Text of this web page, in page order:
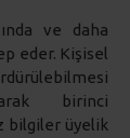
ve daha
eder. Kişisel
birinci
bilgiler üyelik